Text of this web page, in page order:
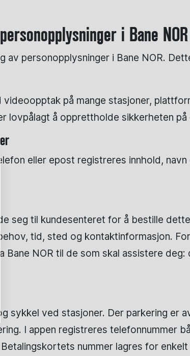
i Bane NOR
av personopplysninger i Bane NOR.
på mange stasjoner,
lovpålagt å opprettholde sikkerheten
eller epost registreres innhold,
seg til kundesenteret for å bestille
tid, sted og kontaktinformasjon.
Bane NOR til de som skal assistere
sykkel ved stasjoner. Der parkering er
I appen registreres telefonnummer
nummer lagres for